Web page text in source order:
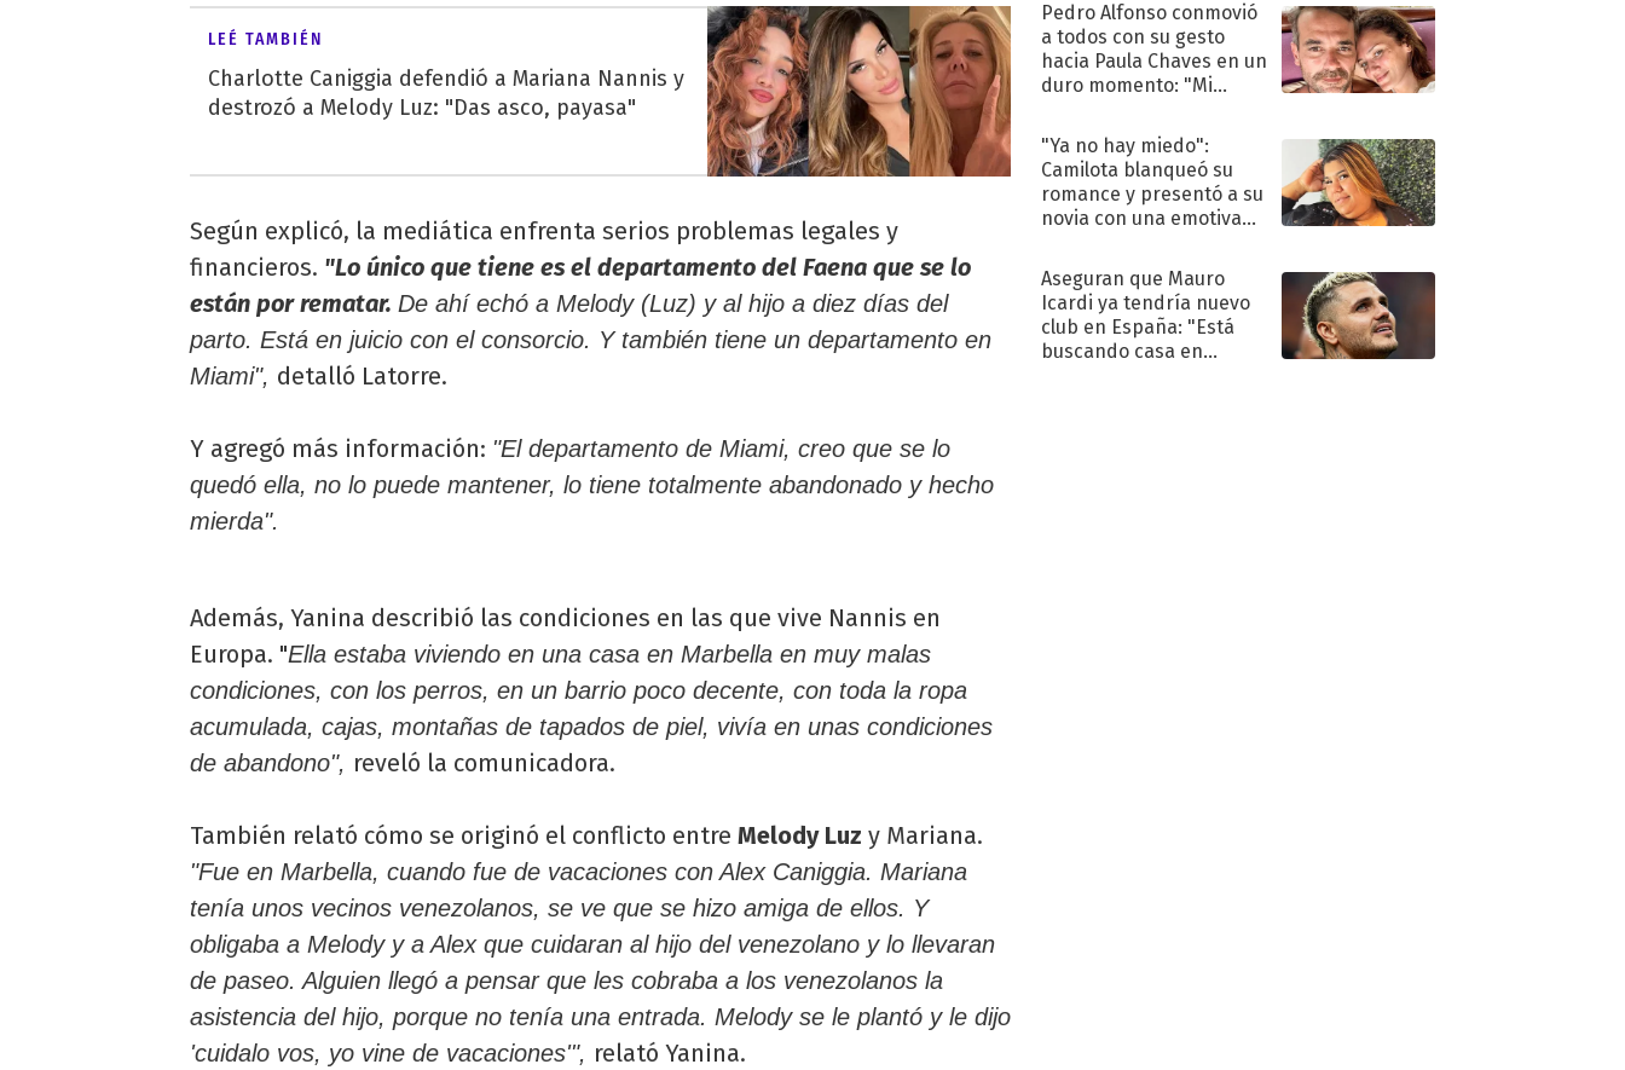
LEÉ TAMBIÉN
Charlotte Caniggia defendió a Mariana Nannis y
destrozó a Melody Luz: "Das asco, payasa"
Según explicó, la mediática enfrenta serios problemas legales y
financieros. "Lo único que tiene es el departamento del Faena que se lo
están por rematar. De ahí echó a Melody (Luz) y al hijo a diez días del
parto. Está en juicio con el consorcio. Y también tiene un departamento en
Miami", detalló Latorre.
Y agregó más información: "El departamento de Miami, creo que se lo
quedó ella, no lo puede mantener, lo tiene totalmente abandonado y hecho
mierda".
Además, Yanina describió las condiciones en las que vive Nannis en
Europa. "Ella estaba viviendo en una casa en Marbella en muy malas
condiciones, con los perros, en un barrio poco decente, con toda la ropa
acumulada, cajas, montañas de tapados de piel, vivía en unas condiciones
de abandono", reveló la comunicadora.
También relató cómo se originó el conflicto entre Melody Luz y Mariana.
"Fue en Marbella, cuando fue de vacaciones con Alex Caniggia. Mariana
tenía unos vecinos venezolanos, se ve que se hizo amiga de ellos. Y
obligaba a Melody y a Alex que cuidaran al hijo del venezolano y lo llevaran
de paseo. Alguien llegó a pensar que les cobraba a los venezolanos la
asistencia del hijo, porque no tenía una entrada. Melody se le plantó y le dijo
'cuidalo vos, yo vine de vacaciones'", relató Yanina.
Pedro Alfonso conmovió
a todos con su gesto
hacia Paula Chaves en un
duro momento: "Mi
terapéutico"
"Ya no hay miedo":
Camilota blanqueó su
romance y presentó a su
novia con una emotiva
Aseguran que Mauro
Icardi ya tendría nuevo
club en España: "Está
buscando casa en